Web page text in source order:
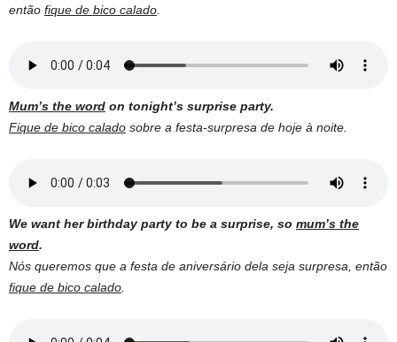
então fique de bico calado
Mum’s the word on tonight’s surprise party.
Fique de bico calado sobre a festa-surpresa de hoje à noite.
We want her birthday party to be a surprise, so mum’s the
word.
Nós queremos que a festa de aniversário dela seja surpresa, então
fique de bico calado